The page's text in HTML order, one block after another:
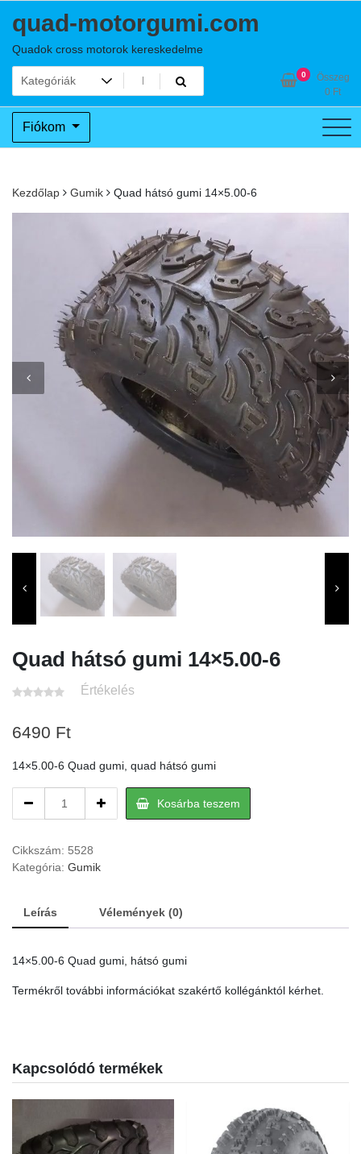
quad-motorgumi.com
Quadok cross motorok kereskedelme
0
Összeg
0 Ft
Fiókom
Kezdőlap Gumik Quad hátsó gumi 14×5.00-6
Quad hátsó gumi 14×5.00-6
Értékelés
6490 Ft
14×5.00-6 Quad gumi, quad hátsó gumi
hátsó
14×5.00-
6
Kosárba teszem
Cikkszám: 5528
Kategória: Gumik
Leírás Vélemények (0)
14×5.00-6 Quad gumi, hátsó gumi
Termékről további információkat szakértő kollégánktól kérhet.
Kapcsolódó termékek